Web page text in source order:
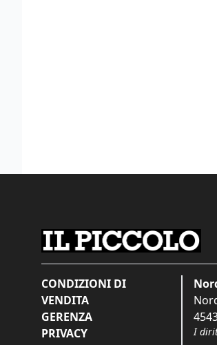
CONDIZIONI DI
VENDITA
GERENZA
PRIVACY
I